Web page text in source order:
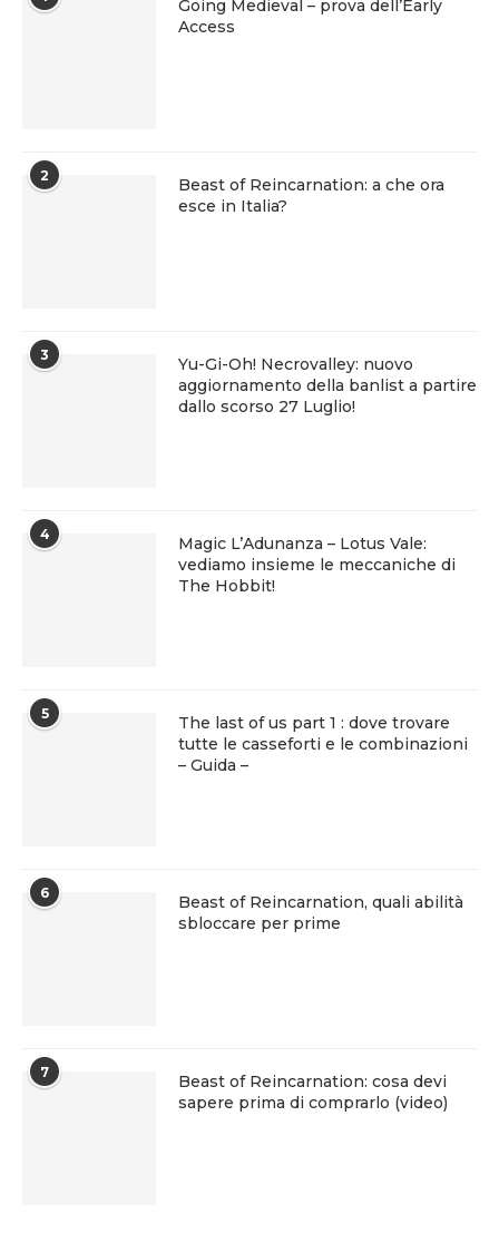
Going Medieval – prova dell’Early
Access
2
Beast of Reincarnation: a che ora
esce in Italia?
3
Yu-Gi-Oh! Necrovalley: nuovo
aggiornamento della banlist a partire
dallo scorso 27 Luglio!
4
Magic L’Adunanza – Lotus Vale:
vediamo insieme le meccaniche di
The Hobbit!
5
The last of us part 1 : dove trovare
tutte le casseforti e le combinazioni
– Guida –
6
Beast of Reincarnation, quali abilità
sbloccare per prime
7
Beast of Reincarnation: cosa devi
sapere prima di comprarlo (video)